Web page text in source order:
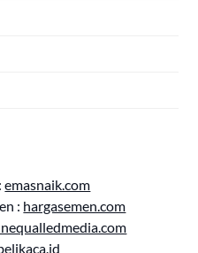
emasnaik.com
: hargasemen.com